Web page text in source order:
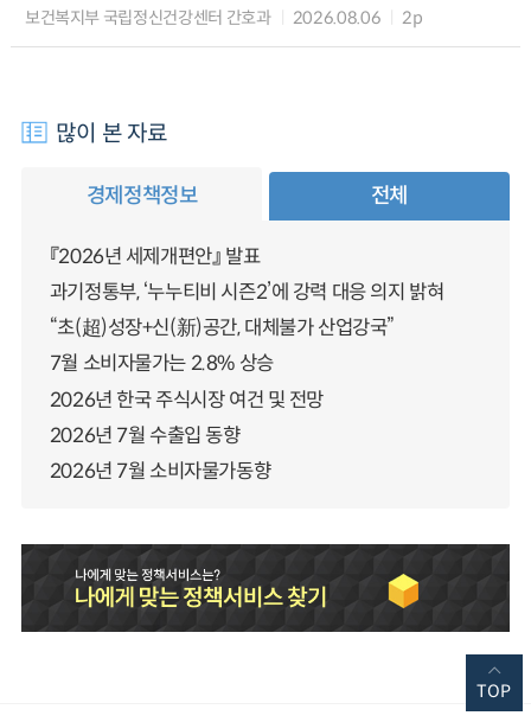
보건복지부 국립정신건강센터 간호과 2026.08.06 2p
많이 본 자료
경제정책정보 전체
『2026년 세제개편안』 발표
과기정통부, ‘누누티비 시즌2’에 강력 대응 의지 밝혀
“초(超)성장+신(新)공간, 대체불가 산업강국”
7월 소비자물가는 2.8% 상승
2026년 한국 주식시장 여건 및 전망
2026년 7월 수출입 동향
2026년 7월 소비자물가동향
TOP